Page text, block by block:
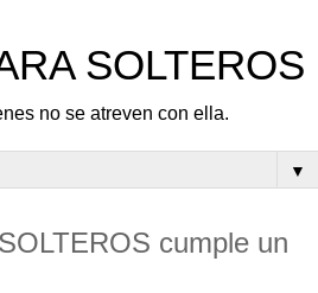
SOLTEROS
no se atreven con ella.
▼
cumple un